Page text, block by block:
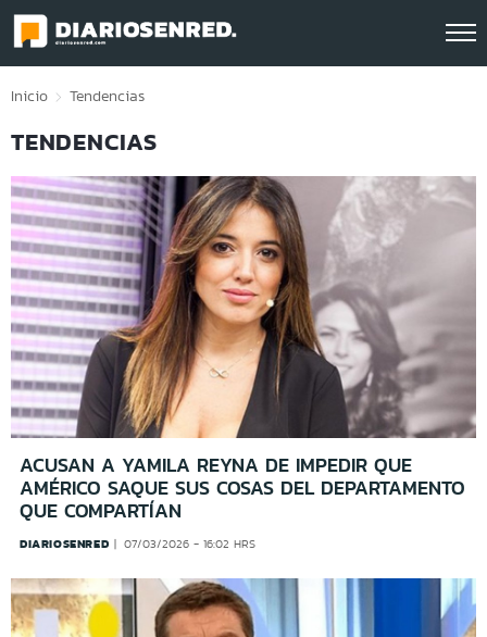
Click acá para ir directamente al contenido
Inicio Tendencias
TENDENCIAS
ACUSAN A YAMILA REYNA DE IMPEDIR QUE
AMÉRICO SAQUE SUS COSAS DEL DEPARTAMENTO
QUE COMPARTÍAN
DIARIOSENRED 07/03/2026 - 16:02 HRS